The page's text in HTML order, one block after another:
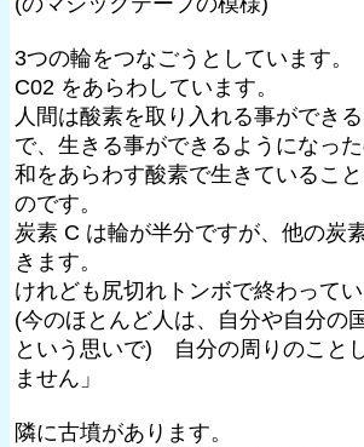
3つの輪をつなごうとしています。
C02 をあらわしています。
人間は酸素を取り入れる事ができ
で、生きる事ができるようになった
和をあらわす酸素で生きているこ
のです。
炭素 C は輪が半分ですが、他の炭
きます。
けれども尻切れトンボで終わってい
(今のほとんど人は、自分や自分の
という思いで) 自分の周りのこと
ません」
隣に古墳があります。